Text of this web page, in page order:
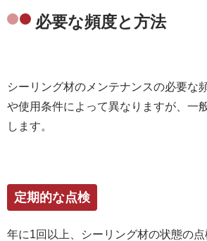
必要な頻度と方法
シーリング材のメンテナンスの必要な
や使用条件によって異なりますが、一
します。
定期的な点検
年に1回以上、シーリング材の状態の